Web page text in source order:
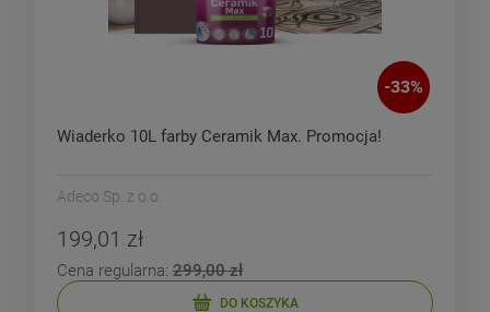
-33%
Wiaderko 10L farby Ceramik Max. Promocja!
Adeco Sp. z o.o.
199,01 zł
Cena regularna: 299,00 zł
DO KOSZYKA